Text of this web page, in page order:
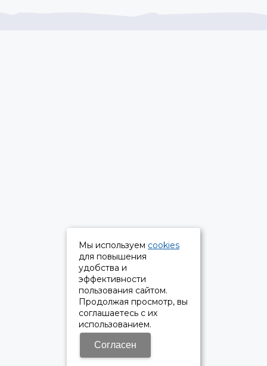
Мы используем cookies
для повышения
удобства и
эффективности
пользования сайтом.
Продолжая просмотр, вы
соглашаетесь с их
использованием.
Согласен